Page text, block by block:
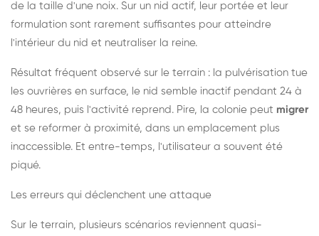
de la taille d'une noix. Sur un nid actif, leur portée et leur
formulation sont rarement suffisantes pour atteindre
l'intérieur du nid et neutraliser la reine.
Résultat fréquent observé sur le terrain : la pulvérisation tue
les ouvrières en surface, le nid semble inactif pendant 24 à
48 heures, puis l'activité reprend. Pire, la colonie peut migrer
et se reformer à proximité, dans un emplacement plus
inaccessible. Et entre-temps, l'utilisateur a souvent été
piqué.
Les erreurs qui déclenchent une attaque
Sur le terrain, plusieurs scénarios reviennent quasi-